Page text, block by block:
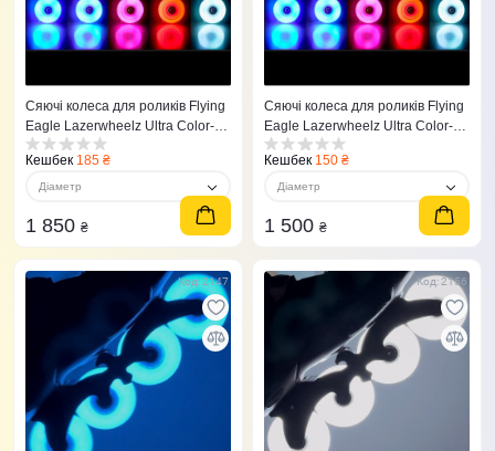
Сяючі колеса для роликів Flying
Eagle Lazerwheelz Ultra Color-
Shifting 125 mm/88A 3 шт
Кешбек 185 ₴
Діаметр
1 850 ₴
Сяючі колеса для роликів Flying
Eagle Lazerwheelz Ultra Color-
Shifting 90 mm/88A 3 шт
Кешбек 150 ₴
Діаметр
1 500 ₴
Код: 2147 Код: 2156